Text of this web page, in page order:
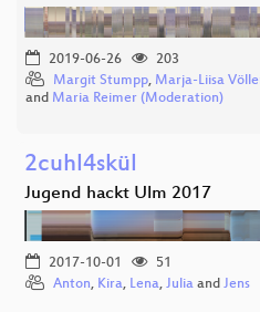
2019-06-26
203
Margit Stumpp, Marja-Liisa
and Maria Reimer (Moderation)
2cuhl4skül
Jugend hackt Ulm 2017
2017-10-01
51
Anton, Kira, Lena, Julia and Jens